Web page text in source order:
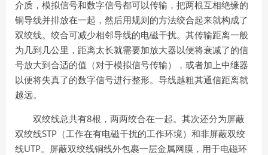
介质，模拟信号和数字信号都可以传输，把两根互相绝缘的
铜导线并排放在一起，然后用规则的方法绞合起来就构成了
双绞线。绞合可减少相邻导线的电磁干扰。其传输距离一般
为几到几公里，距离太长就需要加放大器以便将衰减了的信
号放大到合适的值（对于模拟信号传输），或者加上中继器
以便将失真了的数字信号进行整形。导线越粗其通信距离就
越远。
双绞线总共有8根，两两绞合在一起。其次还分为屏蔽
双绞线STP （工作在有电磁干扰的工作环境）和非屏蔽双绞
线UTP。屏蔽双绞线铜线外包裹一层金属网膜，用于电磁环